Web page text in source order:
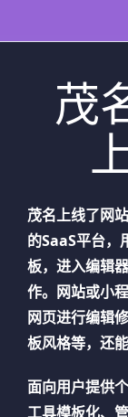
茂
茂名上线了网
的SaaS平台，
板，进入编辑
作。网站或小
网页进行编辑
板风格等，还
面向用户提供
工具模板化、